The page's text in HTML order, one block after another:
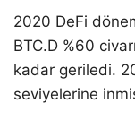
2020 DeFi
BTC.D %60
kadar geriledi.
seviyelerine